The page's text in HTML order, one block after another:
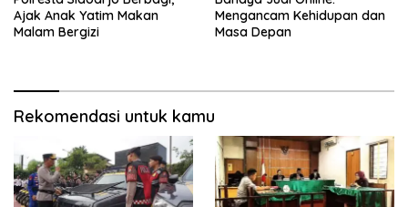
Ajak Anak Yatim Makan
Malam Bergizi
Mengancam Kehidupan dan
Masa Depan
Rekomendasi untuk kamu